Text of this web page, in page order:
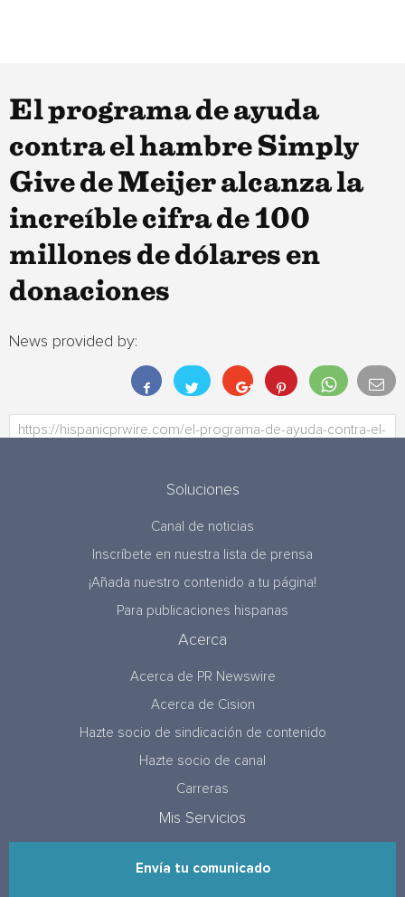
El programa de ayuda
contra el hambre Simply
Give de Meijer alcanza la
increíble cifra de 100
millones de dólares en
donaciones
News provided by:
Soluciones
Canal de noticias
Inscríbete en nuestra lista de prensa
¡Añada nuestro contenido a tu página!
Para publicaciones hispanas
Acerca
Acerca de PR Newswire
Acerca de Cision
Hazte socio de sindicación de contenido
Hazte socio de canal
Carreras
Mis Servicios
Envía tu comunicado